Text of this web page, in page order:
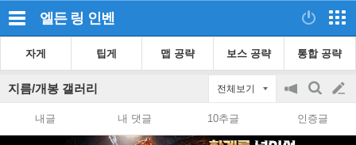
엘든 링 인벤
자게 팁게 맵 공략 보스 공략 통합 공략
지름/개봉 갤러리 전체보기
공
on/off
검
색
글
쓰
내글 내 댓글 10추글 인증글